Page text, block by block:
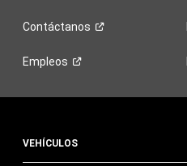
Contáctanos
Empleos
VEHÍCULOS